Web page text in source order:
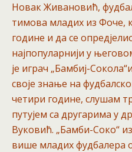
Новак Живановић,
тимова младих из Фоче,
године и да се
најпопуларнији у
је играч „Бамбиј-
своје знање на
четири године, слушам
путујем са другарима у
Вуковић. „Бамби-Соко“
више младих фудбалера